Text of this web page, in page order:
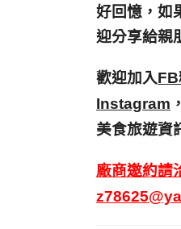
好回憶， 如
迎分享給親
歡迎加入FB
Instagram
美食旅遊資
廠商邀約請